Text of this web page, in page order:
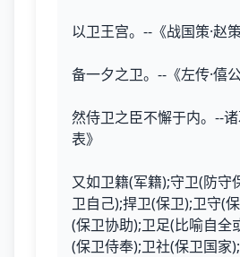
以卫王宫。--《战国策·赵策
备一夕之卫。--《左传·僖
然侍卫之臣不懈于内。--
表》
又如卫籍(军籍);守卫(防守
卫自己);捍卫(保卫);卫守(
(保卫协助);卫足(比喻自全
(保卫侍奉);卫社(保卫国家